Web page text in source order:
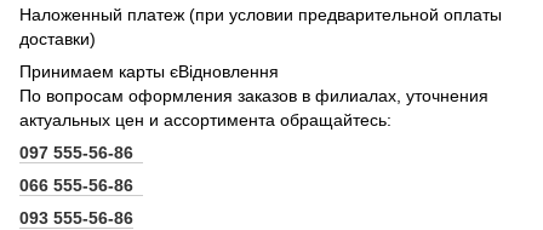
Наложенный платеж (при условии предварительной оплаты
доставки)
Принимаем карты єВідновлення
По вопросам оформления заказов в филиалах, уточнения
актуальных цен и ассортимента обращайтесь:
097 555-56-86
066 555-56-86
093 555-56-86